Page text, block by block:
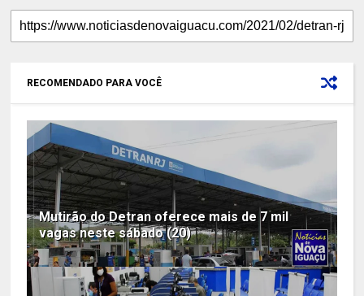
RECOMENDADO PARA VOCÊ
Mutirão do Detran oferece mais de 7 mil
vagas neste sábado (20)